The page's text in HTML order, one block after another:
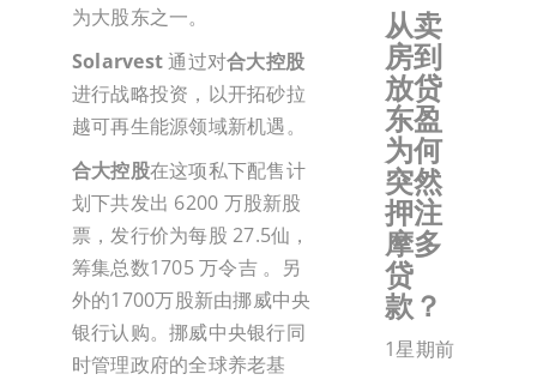
为大股东之一。
Solarvest通过对合大控股
进行战略投资，以开拓砂拉
越可再生能源领域新机遇。
合大控股在这项私下配售计
划下共发出 6200 万股新股
票，发行价为每股 27.5仙，
筹集总数1705 万令吉 。另
外的1700万股新由挪威中央
银行认购。挪威中央银行同
时管理政府的全球养老基
从卖
房到
放贷
东盈
为何
突然
押注
摩多
贷
款？
1星期前